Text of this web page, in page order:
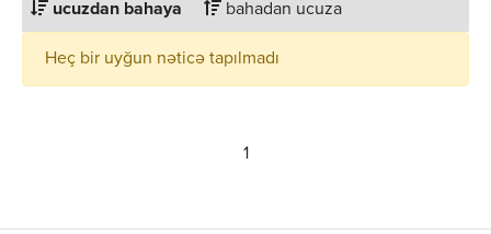
ucuzdan bahaya bahadan ucuza
Heç bir uyğun nəticə tapılmadı
1